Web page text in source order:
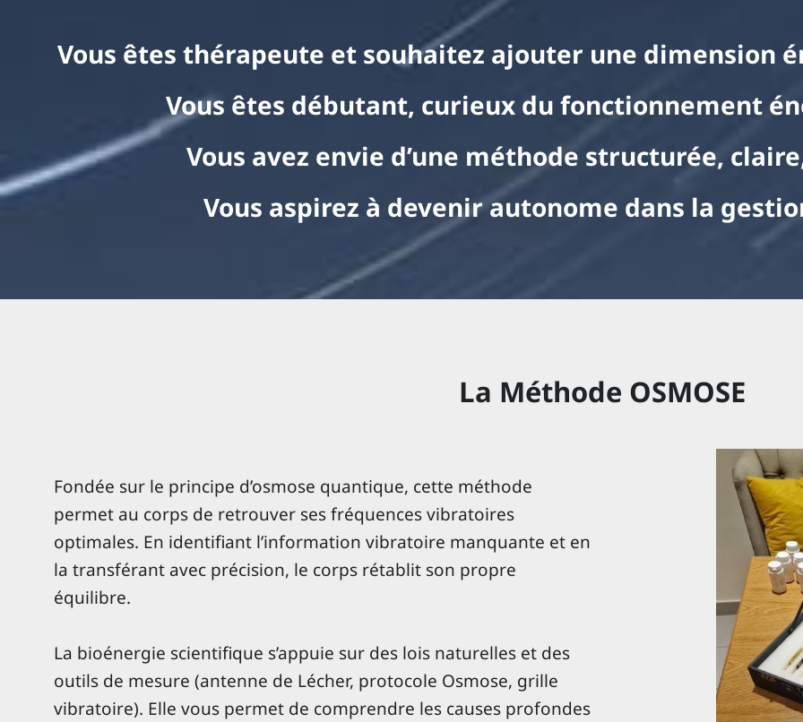
Vous êtes thérapeute et souhaitez ajouter une dimension
Vous êtes débutant, curieux du fonctionnement
Vous avez envie d’une méthode structurée,
Vous aspirez à devenir autonome dans la
La Méthode OSMOSE
Fondée sur le principe d’osmose quantique, cette méthode
permet au corps de retrouver ses fréquences vibratoires
optimales. En identifiant l’information vibratoire manquante et en
la transférant avec précision, le corps rétablit son propre
équilibre.
La bioénergie scientifique s’appuie sur des lois naturelles et des
outils de mesure (antenne de Lécher, protocole Osmose, grille
vibratoire). Elle vous permet de comprendre les causes profondes